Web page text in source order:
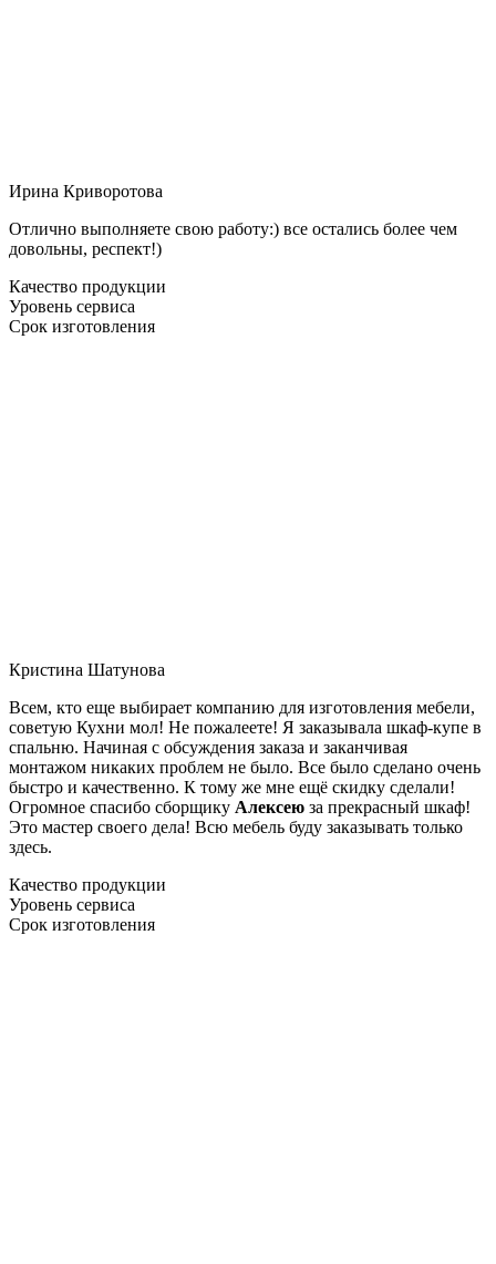
Ирина Криворотова
Отлично выполняете свою работу:) все остались более чем
довольны, респект!)
Качество продукции
Уровень сервиса
Срок изготовления
Кристина Шатунова
Всем, кто еще выбирает компанию для изготовления мебели,
советую Кухни мол! Не пожалеете! Я заказывала шкаф-купе в
спальню. Начиная с обсуждения заказа и заканчивая
монтажом никаких проблем не было. Все было сделано очень
быстро и качественно. К тому же мне ещё скидку сделали!
Огромное спасибо сборщику Алексею за прекрасный шкаф!
Это мастер своего дела! Всю мебель буду заказывать только
здесь.
Качество продукции
Уровень сервиса
Срок изготовления